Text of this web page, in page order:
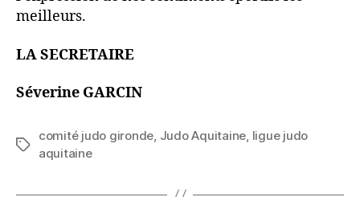
meilleurs.
LA SECRETAIRE
Séverine GARCIN
comité judo gironde, Judo Aquitaine, ligue judo
aquitaine